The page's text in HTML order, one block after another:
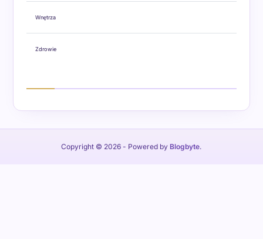
Wnętrza
Zdrowie
Copyright © 2026 - Powered by Blogbyte.